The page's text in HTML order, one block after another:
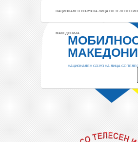
НАЦИОНАЛЕН СОЈУЗ НА ЛИЦА СО ТЕЛЕСЕН
МАКЕДОНИЈА
НАЦИОНАЛЕН СОЈУЗ НА ЛИЦА СО